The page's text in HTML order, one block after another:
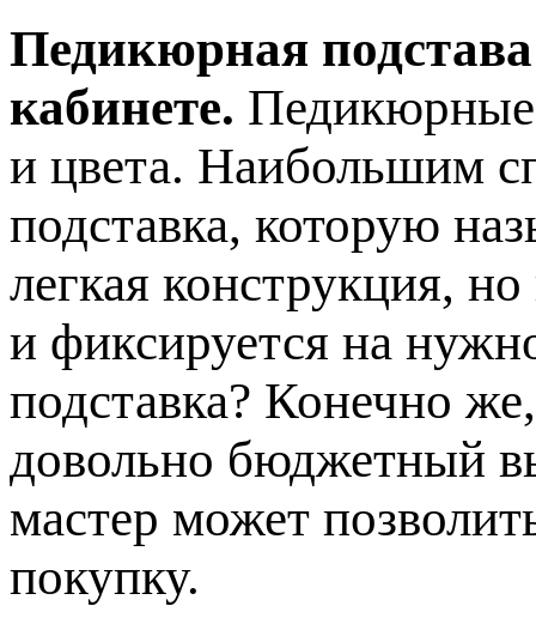
Педикюрная подстава
кабинете. Педикюрные
и цвета. Наибольшим
подставка, которую
легкая конструкция,
и фиксируется на
подставка? Конечно
довольно бюджетный
мастер может
покупку.